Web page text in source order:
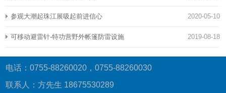
2020-05-10
参观大潮起珠江展吸起前进信心
2019-08-18
可移动避雷针-特功营野外帐篷防雷设施
电话：0755-88260020，0755-88260030
联系人：方先生 18675530289